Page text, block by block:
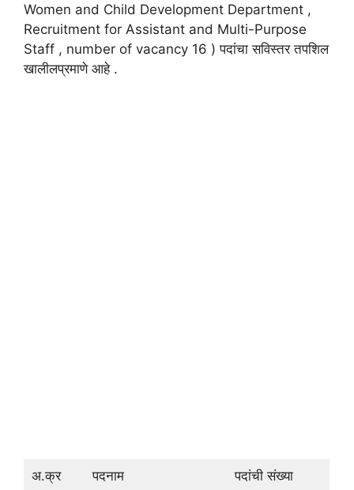
Women and Child Development Department ,
Recruitment for Assistant and Multi-Purpose
Staff , number of vacancy 16 ) पदांचा सविस्तर तपशिल
खालीलप्रमाणे आहे .
अ.क्र पदनाम पदांची संख्या